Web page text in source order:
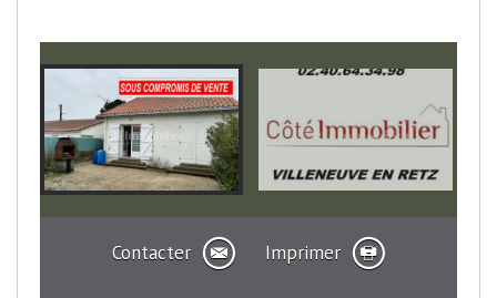
Contacter Imprimer